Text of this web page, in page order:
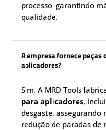
processo, garantindo
qualidade.
A empresa fornece peças
aplicadores?
Sim. A MRD Tools
para aplicadores,
desgaste, assegurando
redução de paradas